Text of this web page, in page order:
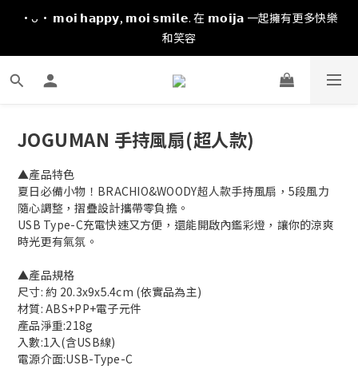
·ᴗ· 𝗺𝗼𝗶 𝗵𝗮𝗽𝗽𝘆, 𝗺𝗼𝗶 𝘀𝗺𝗶𝗹𝗲. 在 𝗺𝗼𝗶𝗷𝗮 一起擁有更多快樂
和笑容
JOGUMAN 手持風扇(超人款)
▲產品特色
夏日必備小物！BRACHIO&WOODY超人款手持風扇，5段風力
隨心調整，摺疊設計攜帶零負擔。
USB Type-C充電快速又方便，還能開啟內鑑彩燈，讓你的涼爽
時光更有氣氛。
▲產品規格
尺寸: 約 20.3x9x5.4cm (依實品為主)
材質: ABS+PP+電子元件
產品淨重:218g
入數:1入(含USB線)
電源介面:USB-Type-C